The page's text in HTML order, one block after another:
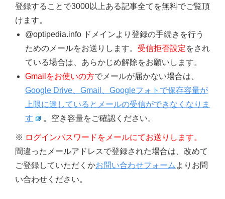
登録することで3000以上ある記事全てを無料でご覧頂
けます。
@optipedia.info ドメインより登録の手続きを行う
ためのメールをお送りします。 受信拒否設定をされ
ている場合は、あらかじめ解除をお願いします。
Gmailをお使いの方でメールが届かない場合は、
Google Drive、Gmail、Googleフォトで保存容量が
上限に達しているとメールの受信ができなくなりま
す
。空き容量をご確認ください。
※ ログインパスワードをメールにてお送りします。
間違ったメールアドレスで登録された場合は、改めて
ご登録していただくかお問い合わせフォームよりお問
い合わせください。